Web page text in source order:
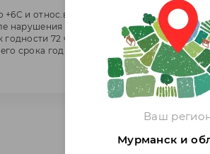
Ваш
Мурманск и
+6С и относ.влажн.возд. 70-80% -
нарушения целостности
годности 72 ч при t от -1,5 до +6С в
срока годности упакованного